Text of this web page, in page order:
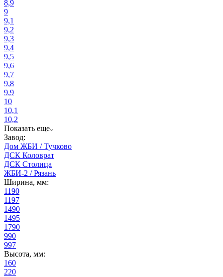
8,9
9
9,1
9,2
9,3
9,4
9,5
9,6
9,7
9,8
9,9
10
10,1
10,2
Показать еще
Завод:
Дом ЖБИ / Тучково
ДСК Коловрат
ДСК Столица
ЖБИ-2 / Рязань
Ширина, мм:
1190
1197
1490
1495
1790
990
997
Высота, мм:
160
220